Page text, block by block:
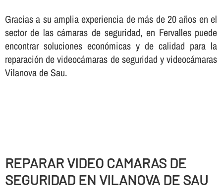
Gracias a su amplia experiencia de más de 20 años en el
sector de las cámaras de seguridad, en Fervalles puede
encontrar soluciones económicas y de calidad para la
reparación de videocámaras de seguridad y videocámaras
Vilanova de Sau.
REPARAR VIDEO CAMARAS DE
SEGURIDAD EN VILANOVA DE SAU